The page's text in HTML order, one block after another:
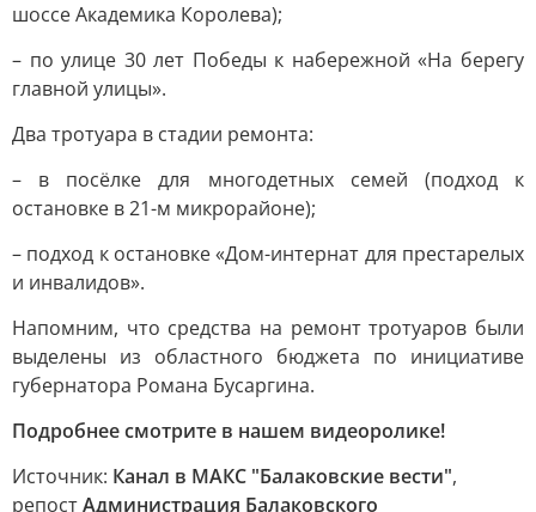
шоссе Академика Королева);
– по улице 30 лет Победы к набережной «На берегу
главной улицы».
Два тротуара в стадии ремонта:
– в посёлке для многодетных семей (подход к
остановке в 21-м микрорайоне);
– подход к остановке «Дом-интернат для престарелых
и инвалидов».
Напомним, что средства на ремонт тротуаров были
выделены из областного бюджета по инициативе
губернатора Романа Бусаргина.
Подробнее смотрите в нашем видеоролике!
Источник: Канал в МАКС "Балаковские вести",
репостАдминистрация Балаковского